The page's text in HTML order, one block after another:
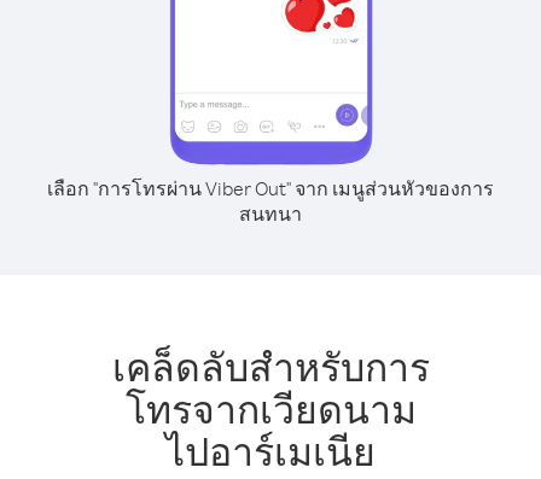
เลือก "การโทรผ่าน Viber Out" จาก เมนูส่วนหัวของการ
สนทนา
เคล็ดลับสำหรับการ
โทรจากเวียดนาม
ไปอาร์เมเนีย